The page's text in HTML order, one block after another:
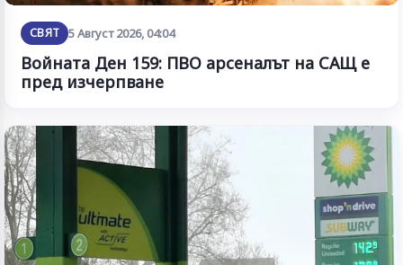
СВЯТ 5 Август 2026, 04:04
Войната Ден 159: ПВО арсеналът на САЩ е
пред изчерпване